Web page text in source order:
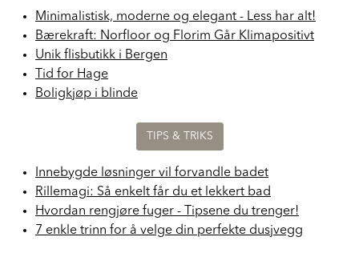
Minimalistisk, moderne og elegant - Less har alt!
Bærekraft: Norfloor og Florim Går Klimapositivt
Unik flisbutikk i Bergen
Tid for Hage
Boligkjøp i blinde
TIPS & TRIKS
Innebygde løsninger vil forvandle badet
Rillemagi: Så enkelt får du et lekkert bad
Hvordan rengjøre fuger - Tipsene du trenger!
7 enkle trinn for å velge din perfekte dusjvegg